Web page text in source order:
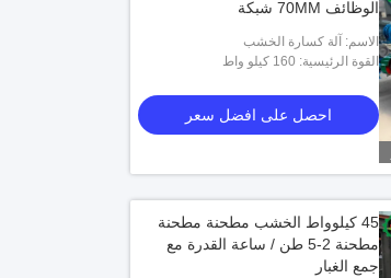
الوظائف 70MM شبكة
الاسم: آلة كسارة الخشب
القوة الرئيسية: 160 كيلو واط
احصل على افضل سعر
45 كيلوواط الخشب مطحنة مطحنة
مطحنة 2-5 طن / ساعة القدرة مع
جمع الغبار